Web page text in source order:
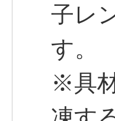
子レ
す。
※具